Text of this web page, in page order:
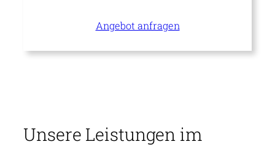
Angebot anfragen
Unsere Leistungen im